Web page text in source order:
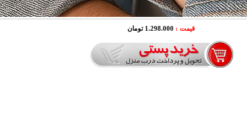
قیمت : 1.298.000 تومان